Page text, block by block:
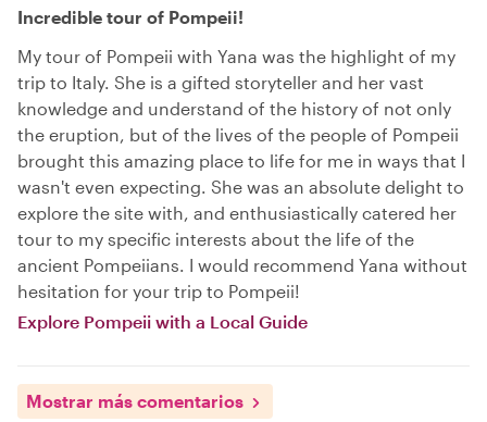
Incredible tour of Pompeii!
My tour of Pompeii with Yana was the highlight of my
trip to Italy. She is a gifted storyteller and her vast
knowledge and understand of the history of not only
the eruption, but of the lives of the people of Pompeii
brought this amazing place to life for me in ways that I
wasn't even expecting. She was an absolute delight to
explore the site with, and enthusiastically catered her
tour to my specific interests about the life of the
ancient Pompeiians. I would recommend Yana without
hesitation for your trip to Pompeii!
Explore Pompeii with a Local Guide
Mostrar más comentarios